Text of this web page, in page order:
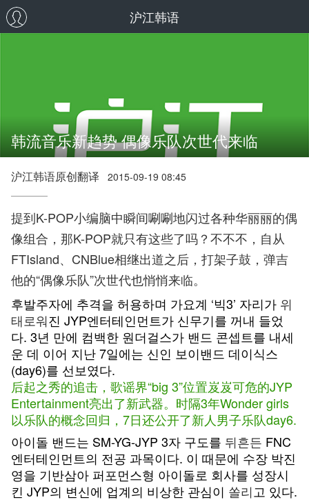
沪江韩语
韩流音乐新趋势 偶像乐队次世代来临
沪江韩语原创翻译 2015-09-19 08:45
提到K-POP小编脑中瞬间唰唰地闪过各种华丽丽的偶
像组合，那K-POP就只有这些了吗？不不不，自从
FTIsland、CNBlue相继出道之后，打架子鼓，弹吉
他的“偶像乐队”次世代也悄悄来临。
후발주자에 추격을 허용하며 가요계 ‘빅3’ 자리가 위
태로워진 JYP엔터테인먼트가 신무기를 꺼내 들었
다. 3년 만에 컴백한 원더걸스가 밴드 콘셉트를 내세
운 데 이어 지난 7일에는 신인 보이밴드 데이식스
(day6)를 선보였다.
后起之秀的追击，歌谣界“big 3”位置岌岌可危的JYP
Entertainment亮出了新武器。时隔3年Wonder girls
以乐队的概念回归，7日还公开了新人男子乐队day6.
아이돌 밴드는 SM-YG-JYP 3자 구도를 뒤흔든 FNC
엔터테인먼트의 전공 과목이다. 이 때문에 수장 박진
영을 기반삼아 퍼포먼스형 아이돌로 회사를 성장시
킨 JYP의 변신에 업계의 비상한 관심이 쏠리고 있다.